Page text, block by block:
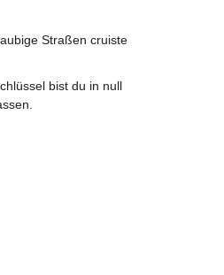
Straßen cruiste
bist du in null